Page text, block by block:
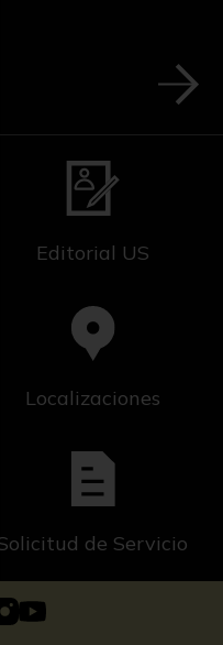
Editorial US
Localizaciones
de Servicio